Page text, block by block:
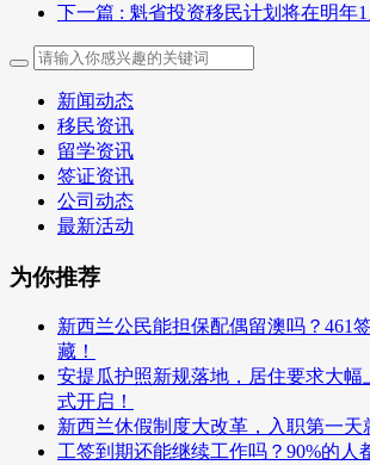
下一篇 : 魁省投资移民计划将在明年
新闻动态
移民资讯
留学资讯
签证资讯
公司动态
最新活动
为你推荐
新西兰公民能担保配偶留澳吗？461
藏！
安提瓜护照新规落地，居住要求大幅
式开启！
新西兰休假制度大改革，入职第一天
工签到期还能继续工作吗？90%的人